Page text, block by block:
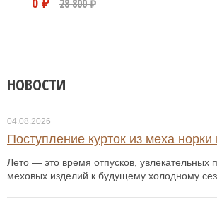
НОВОСТИ
04.08.2026
Поступление курток из меха
Лето — это время отпусков, увлекательных
меховых изделий к будущему холодному